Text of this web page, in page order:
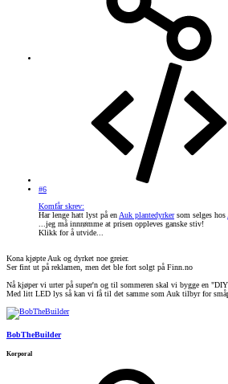
#6
Komfår skrev:
Har lenge hatt lyst på en Auk plantedyrkersom selges hos
...jeg må innrømme at prisen oppleves ganske stiv!
Klikk for å utvide...
Kona kjøpte Auk og dyrket noe greier.
Ser fint ut på reklamen, men det ble fort solgt på Finn.no
Nå kjøper vi urter på super'n og til sommeren skal vi bygge en "DIY
Med litt LED lys så kan vi få til det samme som Auk tilbyr for
BobTheBuilder
Korporal